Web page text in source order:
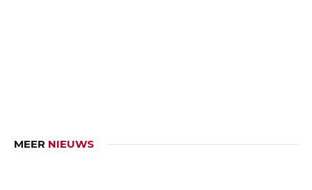
MEER NIEUWS